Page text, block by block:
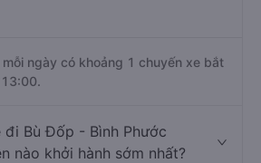
ngày có khoảng 1 chuyến xe bắt
đi Bù Đốp - Bình Phước
nào khởi hành sớm nhất?